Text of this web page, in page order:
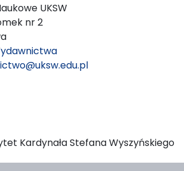
UKSW
nr 2
Kardynała Stefana Wyszyńskiego